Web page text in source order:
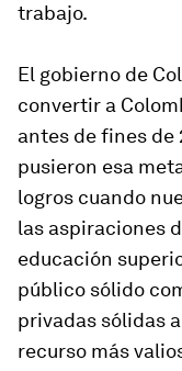
trabajo.
El gobierno de
convertir a
antes de fines de
pusieron esa
logros cuando
las aspiraciones
educación
público sólido
privadas sólidas
recurso más